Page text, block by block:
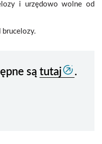
i urzędowo wolne od
są tutaj .